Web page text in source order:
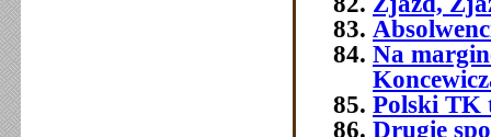
Na
Polski TK
Drugie